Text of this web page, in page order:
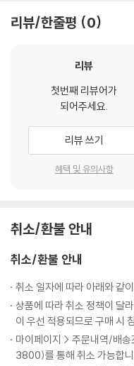
리뷰/한줄평 0
리뷰
첫번째 리뷰어가
되어주세요.
리뷰 쓰기
혜택 및 유의사항
취소/환불 안내
취소/환불 안내
취소 일자에 따라 아래와 같
상품에 따라 취소 정책이 달
이 우선 적용되므로 구매 시
마이페이지 > 주문내역/배
3800)를 통해 취소 가능합